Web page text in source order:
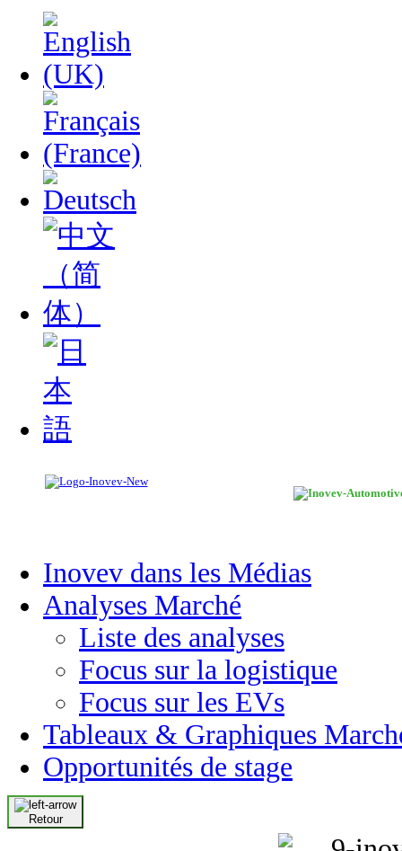
Inovev dans les Médias
Analyses Marché
Liste des analyses
Focus sur la logistique
Focus sur les EVs
Tableaux & Graphiques
Opportunités de stage
Retour